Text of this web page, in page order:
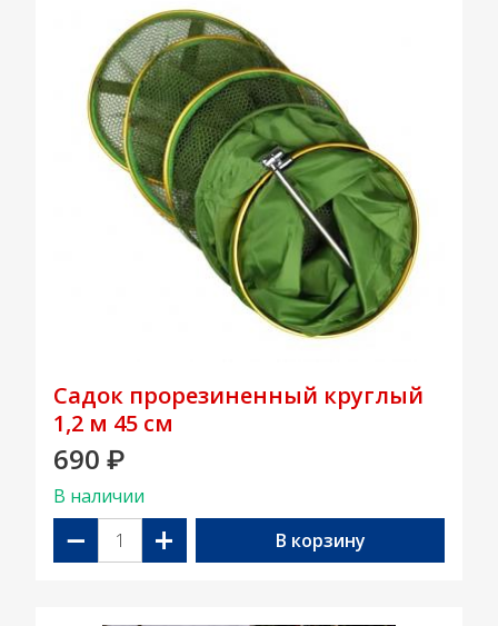
Садок прорезиненный круглый
1,2 м 45 см
690 ₽
В наличии
− + В корзину